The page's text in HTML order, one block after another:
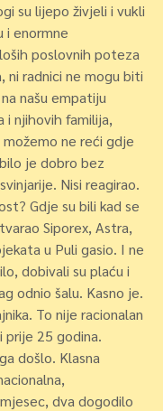
su lijepo živjeli i vukli
i enormne
poslovnih poteza
radnici ne mogu biti
našu empatiju
i njihovih familija,
ne reći gdje
je dobro bez
Nisi reagirao.
Gdje su bili kad se
Siporex, Astra,
u Puli gasio. I ne
dobivali su plaću i
odnio šalu. Kasno je.
To nije racionalan
25 godina.
došlo. Klasna
dva dogodilo